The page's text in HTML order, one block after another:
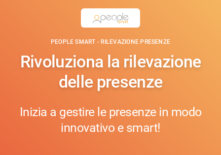
PEOPLE SMART - RILEVAZIONE PRESENZE
Rivoluziona la rilevazione
delle presenze
Inizia a gestire le presenze in modo
innovativo e smart!